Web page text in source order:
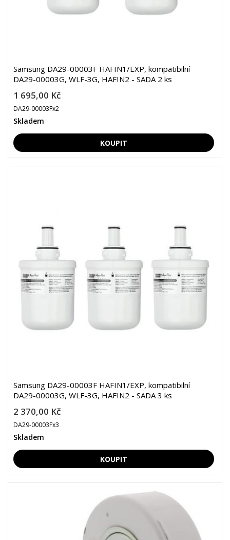
Samsung DA29-00003F HAFIN1/EXP, kompatibilní
DA29-00003G, WLF-3G, HAFIN2 - SADA 2 ks
1 695,00 Kč
DA29-00003Fx2
Skladem
Samsung DA29-00003F HAFIN1/EXP, kompatibilní
DA29-00003G, WLF-3G, HAFIN2 - SADA 3 ks
2 370,00 Kč
DA29-00003Fx3
Skladem